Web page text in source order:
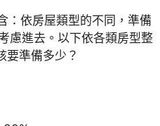
：依房屋類型的不同，準備
慮進去。以下依各類房型整
要準備多少？